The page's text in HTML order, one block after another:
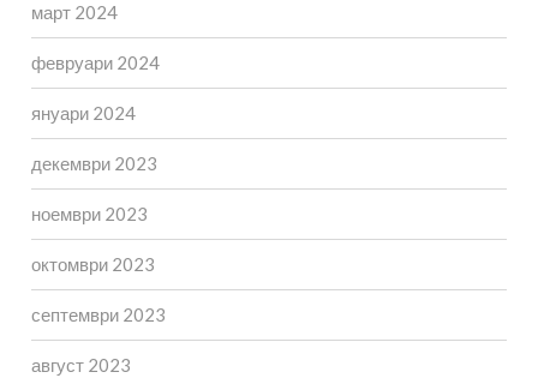
март 2024
февруари 2024
януари 2024
декември 2023
ноември 2023
октомври 2023
септември 2023
август 2023